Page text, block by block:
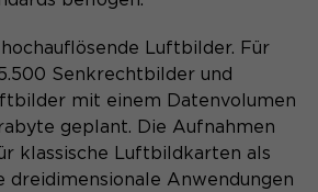
den Zustimmungsstatus des
für Cookies auf der
Domäne.
Luftbilder. Für
Senkrechtbilder und
mit einem Datenvolumen
geplant. Die Aufnahmen
klassische Luftbildkarten als
dreidimensionale Anwendungen